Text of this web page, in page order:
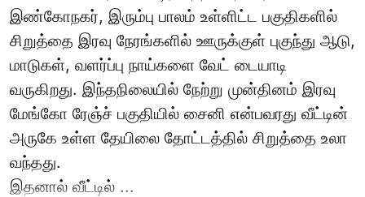
இண்கோநகர், இரும்பு பாலம் உள்ளிட்ட பகுதிகளில்
சிறுத்தை இரவு நேரங்களில் ஊருக்குள் புகுந்து ஆடு,
மாடுகள், வளர்ப்பு நாய்களை வேட் டையாடி
வருகிறது. இந்தநிலையில் நேற்று முன்தினம் இரவு
மேங்கோ ரேஞ்ச் பகுதியில் சைனி என்பவரது வீட்டின்
அருகே உள்ள தேயிலை தோட்டத்தில் சிறுத்தை உலா
வந்தது.
இதனால் வீட்டில் ...